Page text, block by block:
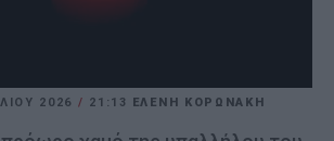
2026 / 21:13 ΕΛΕΝΗ ΚΟΡΩΝΑΚΗ